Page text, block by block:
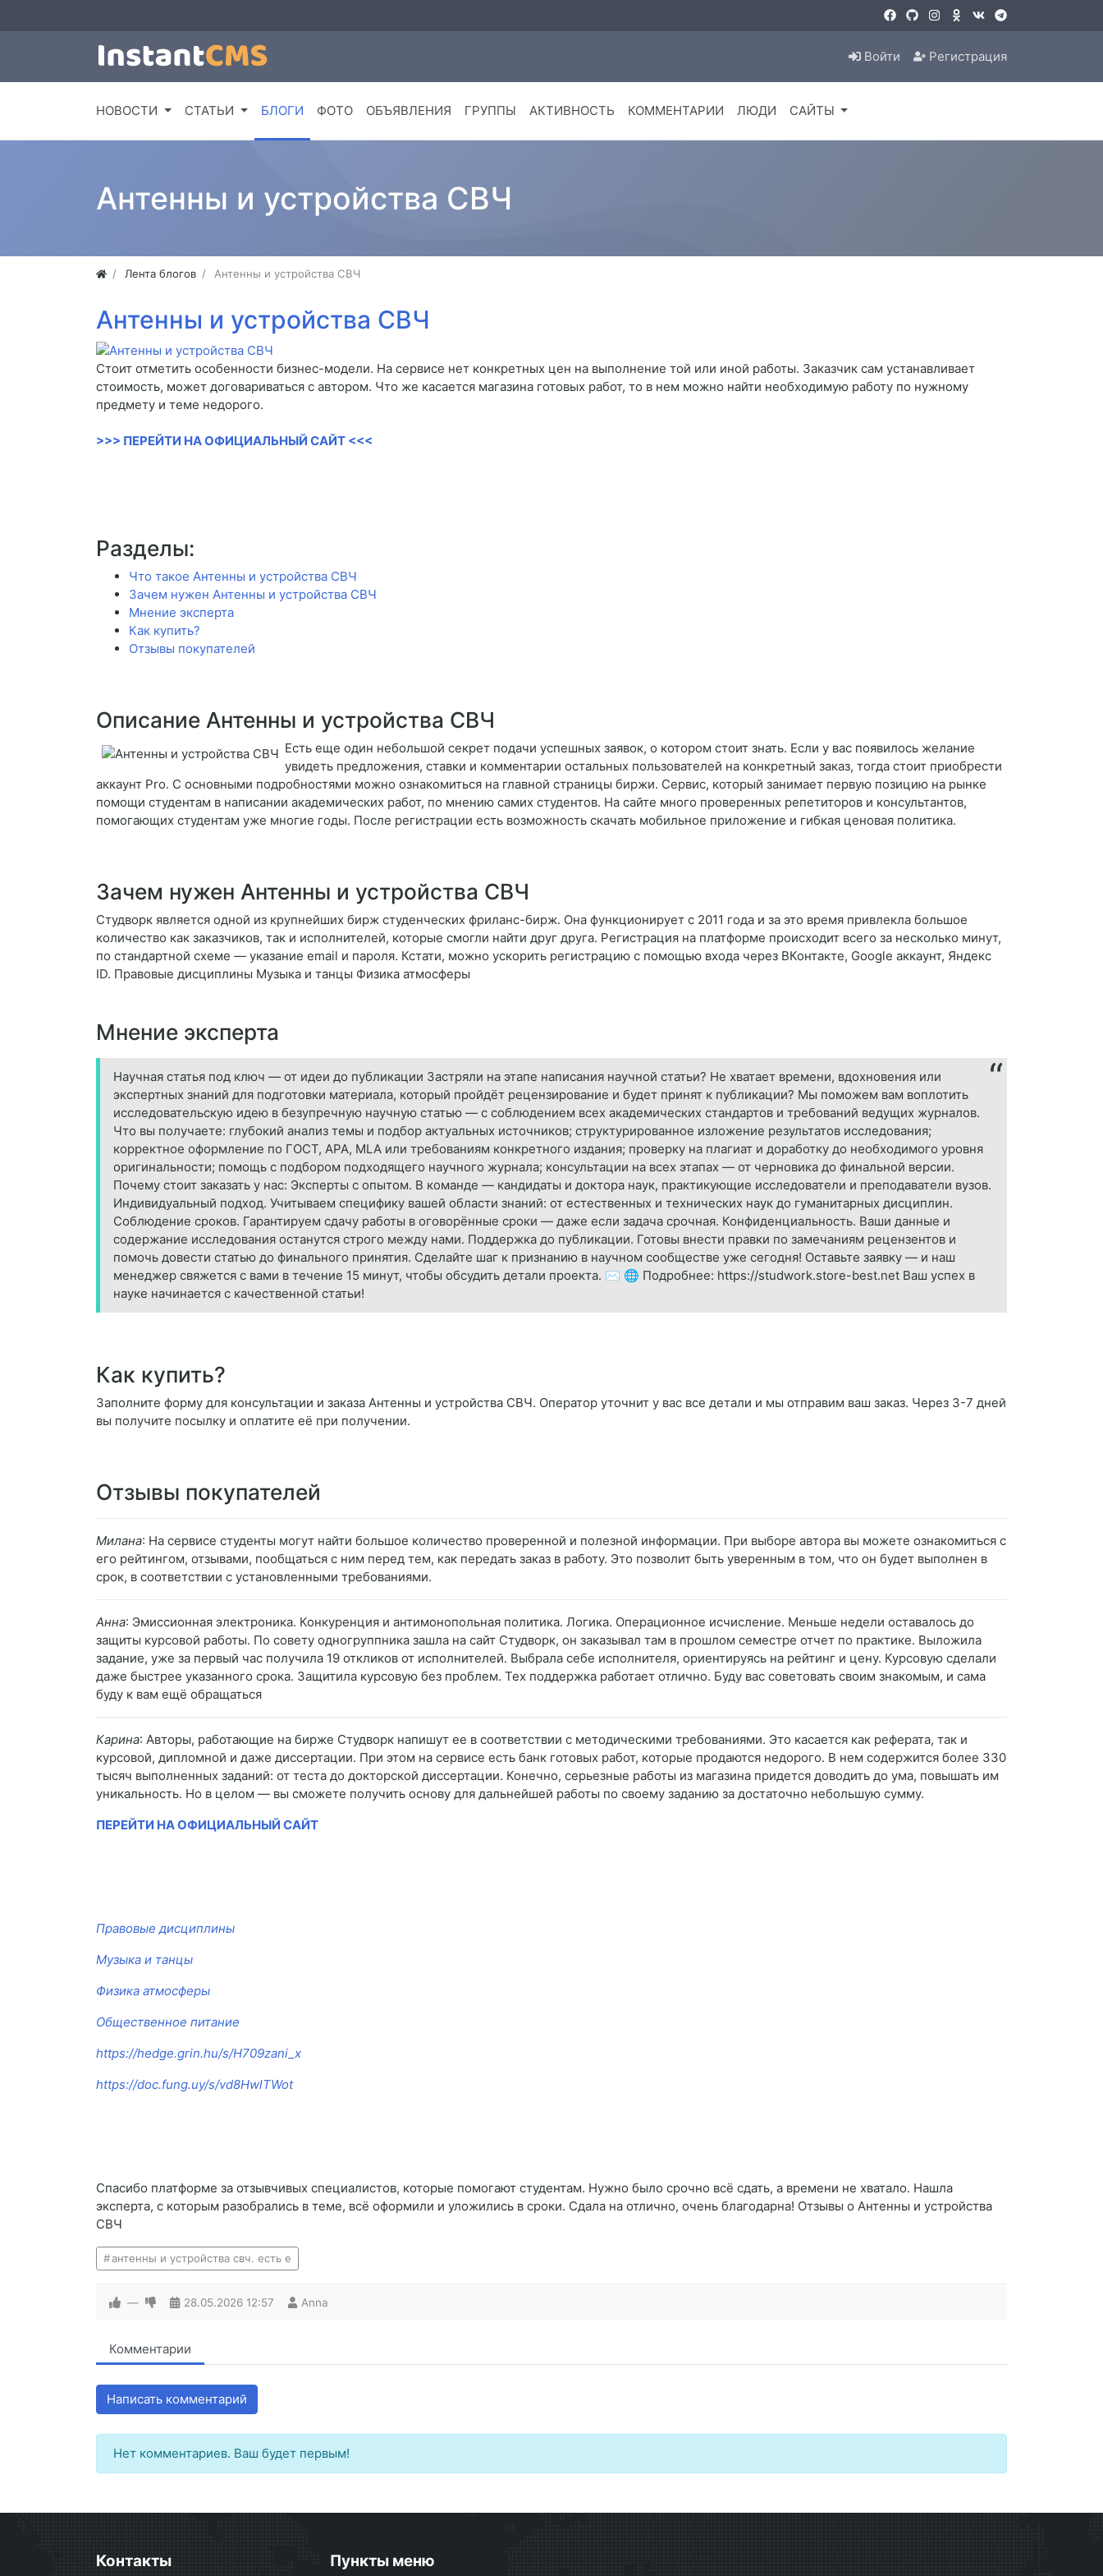
Войти Регистрация
НОВОСТИ СТАТЬИ БЛОГИ ФОТО ОБЪЯВЛЕНИЯ ГРУППЫ АКТИВНОСТЬ КОММЕНТАРИИ ЛЮДИ САЙТЫ
Антенны и устройства СВЧ
Лента блогов Антенны и устройства СВЧ
Антенны и устройства СВЧ
Стоит отметить особенности бизнес-модели. На сервисе нет конкретных цен на выполнение той или иной работы. Заказчик сам устанавливает
стоимость, может договариваться с автором. Что же касается магазина готовых работ, то в нем можно найти необходимую работу по нужному
предмету и теме недорого.
>>> ПЕРЕЙТИ НА ОФИЦИАЛЬНЫЙ САЙТ <<<
Разделы:
Что такое Антенны и устройства СВЧ
Зачем нужен Антенны и устройства СВЧ
Мнение эксперта
Как купить?
Отзывы покупателей
Описание Антенны и устройства СВЧ
Есть еще один небольшой секрет подачи успешных заявок, о котором стоит знать. Если у вас появилось желание
увидеть предложения, ставки и комментарии остальных пользователей на конкретный заказ, тогда стоит приобрести
аккаунт Pro. С основными подробностями можно ознакомиться на главной страницы биржи. Сервис, который занимает первую позицию на рынке
помощи студентам в написании академических работ, по мнению самих студентов. На сайте много проверенных репетиторов и консультантов,
помогающих студентам уже многие годы. После регистрации есть возможность скачать мобильное приложение и гибкая ценовая политика.
Зачем нужен Антенны и устройства СВЧ
Студворк является одной из крупнейших бирж студенческих фриланс-бирж. Она функционирует с 2011 года и за это время привлекла большое
количество как заказчиков, так и исполнителей, которые смогли найти друг друга. Регистрация на платформе происходит всего за несколько минут,
по стандартной схеме — указание email и пароля. Кстати, можно ускорить регистрацию с помощью входа через ВКонтакте, Google аккаунт, Яндекс
ID. Правовые дисциплины Музыка и танцы Физика атмосферы
Мнение эксперта
Научная статья под ключ — от идеи до публикации Застряли на этапе написания научной статьи? Не хватает времени, вдохновения или
экспертных знаний для подготовки материала, который пройдёт рецензирование и будет принят к публикации? Мы поможем вам воплотить
исследовательскую идею в безупречную научную статью — с соблюдением всех академических стандартов и требований ведущих журналов.
Что вы получаете: глубокий анализ темы и подбор актуальных источников; структурированное изложение результатов исследования;
корректное оформление по ГОСТ, APA, MLA или требованиям конкретного издания; проверку на плагиат и доработку до необходимого уровня
оригинальности; помощь с подбором подходящего научного журнала; консультации на всех этапах — от черновика до финальной версии.
Почему стоит заказать у нас: Эксперты с опытом. В команде — кандидаты и доктора наук, практикующие исследователи и преподаватели вузов.
Индивидуальный подход. Учитываем специфику вашей области знаний: от естественных и технических наук до гуманитарных дисциплин.
Соблюдение сроков. Гарантируем сдачу работы в оговорённые сроки — даже если задача срочная. Конфиденциальность. Ваши данные и
содержание исследования останутся строго между нами. Поддержка до публикации. Готовы внести правки по замечаниям рецензентов и
помочь довести статью до финального принятия. Сделайте шаг к признанию в научном сообществе уже сегодня! Оставьте заявку — и наш
менеджер свяжется с вами в течение 15 минут, чтобы обсудить детали проекта. ✉️ 🌐 Подробнее: https://studwork.store-best.net Ваш успех в
науке начинается с качественной статьи!
Как купить?
Заполните форму для консультации и заказа Антенны и устройства СВЧ. Оператор уточнит у вас все детали и мы отправим ваш заказ. Через 3-7 дней
вы получите посылку и оплатите её при получении.
Отзывы покупателей
Милана: На сервисе студенты могут найти большое количество проверенной и полезной информации. При выборе автора вы можете ознакомиться с
его рейтингом, отзывами, пообщаться с ним перед тем, как передать заказ в работу. Это позволит быть уверенным в том, что он будет выполнен в
срок, в соответствии с установленными требованиями.
Анна: Эмиссионная электроника. Конкуренция и антимонопольная политика. Логика. Операционное исчисление. Меньше недели оставалось до
защиты курсовой работы. По совету одногруппника зашла на сайт Студворк, он заказывал там в прошлом семестре отчет по практике. Выложила
задание, уже за первый час получила 19 откликов от исполнителей. Выбрала себе исполнителя, ориентируясь на рейтинг и цену. Курсовую сделали
даже быстрее указанного срока. Защитила курсовую без проблем. Тех поддержка работает отлично. Буду вас советовать своим знакомым, и сама
буду к вам ещё обращаться
Карина: Авторы, работающие на бирже Студворк напишут ее в соответствии с методическими требованиями. Это касается как реферата, так и
курсовой, дипломной и даже диссертации. При этом на сервисе есть банк готовых работ, которые продаются недорого. В нем содержится более 330
тысяч выполненных заданий: от теста до докторской диссертации. Конечно, серьезные работы из магазина придется доводить до ума, повышать им
уникальность. Но в целом — вы сможете получить основу для дальнейшей работы по своему заданию за достаточно небольшую сумму.
ПЕРЕЙТИ НА ОФИЦИАЛЬНЫЙ САЙТ
Правовые дисциплины
Музыка и танцы
Физика атмосферы
Общественное питание
https://hedge.grin.hu/s/H709zani_x
https://doc.fung.uy/s/vd8HwlTWot
Спасибо платформе за отзывчивых специалистов, которые помогают студентам. Нужно было срочно всё сдать, а времени не хватало. Нашла
эксперта, с которым разобрались в теме, всё оформили и уложились в сроки. Сдала на отлично, очень благодарна! Отзывы о Антенны и устройства
СВЧ
антенны и устройства свч. есть е
— 28.05.2026 12:57 Anna
Комментарии
Написать комментарий
Нет комментариев. Ваш будет первым!
Контакты Пункты меню